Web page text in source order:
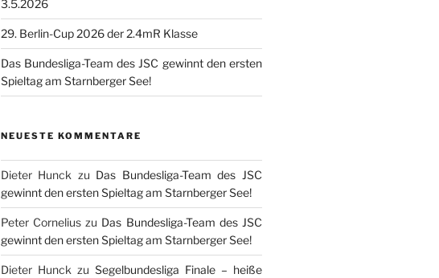
3.5.2026
29. Berlin-Cup 2026 der 2.4mR Klasse
Das Bundesliga-Team des JSC gewinnt den ersten
Spieltag am Starnberger See!
NEUESTE KOMMENTARE
Dieter Hunck zu Das Bundesliga-Team des JSC
gewinnt den ersten Spieltag am Starnberger See!
Peter Corneliuszu Das Bundesliga-Team des JSC
gewinnt den ersten Spieltag am Starnberger See!
Dieter Hunck zu Segelbundesliga Finale – heiße